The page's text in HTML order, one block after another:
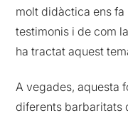
molt didàctica ens
testimonis i de com
ha tractat aquest
A vegades, aquesta
diferents barbaritats